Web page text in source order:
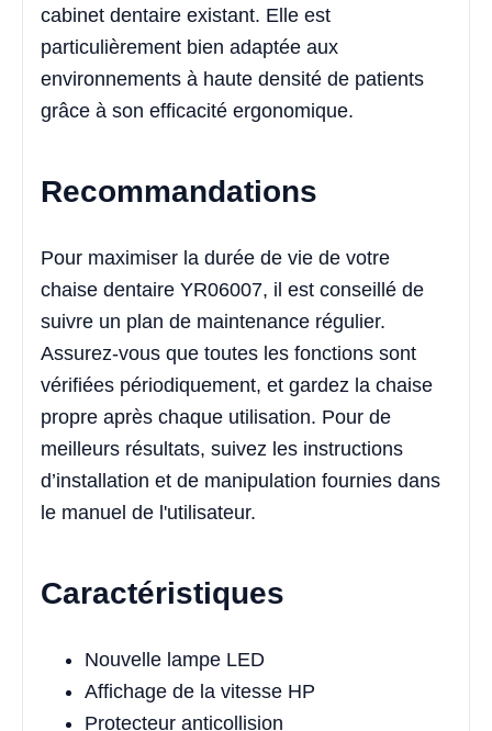
cabinet dentaire existant. Elle est
particulièrement bien adaptée aux
environnements à haute densité de patients
grâce à son efficacité ergonomique.
Recommandations
Pour maximiser la durée de vie de votre
chaise dentaire YR06007, il est conseillé de
suivre un plan de maintenance régulier.
Assurez-vous que toutes les fonctions sont
vérifiées périodiquement, et gardez la chaise
propre après chaque utilisation. Pour de
meilleurs résultats, suivez les instructions
d’installation et de manipulation fournies dans
le manuel de l'utilisateur.
Caractéristiques
Nouvelle lampe LED
Affichage de la vitesse HP
Protecteur anticollision